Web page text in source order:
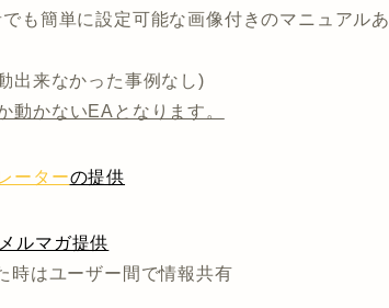
も簡単に設定可能な画像付きのマニュアルあ
出来なかった事例なし)
動かないEAとなります。
ーターの提供
ルマガ提供
時はユーザー間で情報共有